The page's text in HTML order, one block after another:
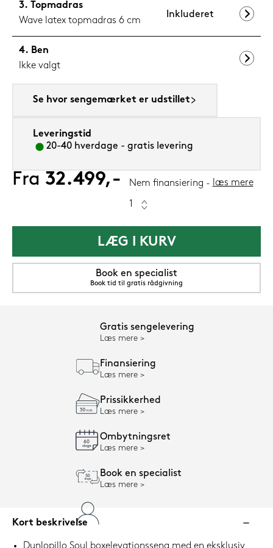
Topmadras
Wave latex topmadras 6 cm
Inkluderet
Ben
Ikke valgt
Se hvor sengemærket er udstillet
Leveringstid
20-40 hverdage - gratis levering
Fra 32.499,- Nem finansiering læs mere
LÆG I KURV
Book en specialist
Book tid til gratis rådgivning
Gratis sengelevering
Læs mere
Finansiering
Læs mere
Prissikkerhed
Læs mere
Ombytningsret
Læs mere
Book en specialist
Læs mere
Kort beskrivelse
Dunlopillo Soul boxelevationsseng med en eksklusiv